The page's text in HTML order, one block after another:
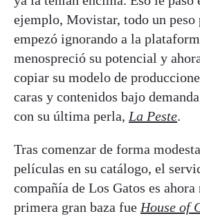
ejemplo, Movistar, todo un peso
empezó ignorando a la
menospreció su potencial y
copiar su modelo de
caras y contenidos bajo
con su última perla, La Peste.
Tras comenzar de forma
películas en su catálogo, el
compañía de Los Gatos es
primera gran baza fue House of